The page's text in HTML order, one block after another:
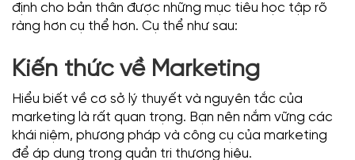
định cho bản thân được những mục tiêu học tập rõ
ràng hơn cụ thể hơn. Cụ thể như sau:
Kiến thức về Marketing
Hiểu biết về cơ sở lý thuyết và nguyên tắc của
marketing là rất quan trọng. Bạn nên nắm vững các
khái niệm, phương pháp và công cụ của marketing
để áp dụng trong quản trị thương hiệu.